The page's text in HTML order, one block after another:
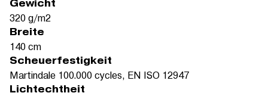
Gewicht
320 g/m2
Breite
140 cm
Scheuerfestigkeit
Martindale 100.000 cycles, EN ISO 12947
Lichtechtheit